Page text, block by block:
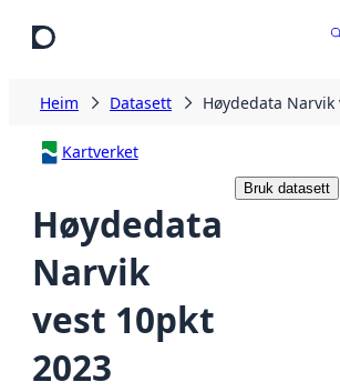
Heim Datasett Høydedata
Kartverket
Høydedata
Narvik
vest 10pkt
2023
Bruk datasett